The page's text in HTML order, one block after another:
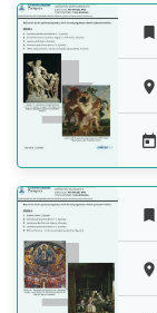






